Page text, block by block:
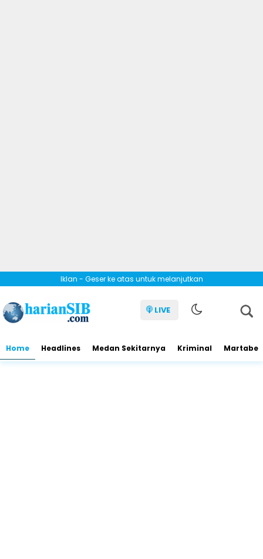
Iklan - Geser ke atas untuk melanjutkan
LIVE
Home Headlines Medan Sekitarnya Kriminal Martabe